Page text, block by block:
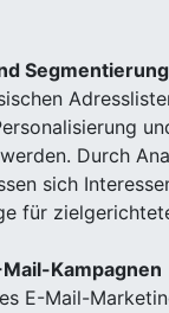
Segmentierung
Durch
sich
für
Kampagnen
E-Mail-